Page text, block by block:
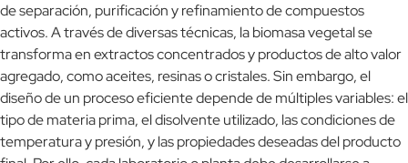
de separación, purificación y refinamiento de compuestos
activos. A través de diversas técnicas, la biomasa vegetal se
transforma en extractos concentrados y productos de alto valor
agregado, como aceites, resinas o cristales. Sin embargo, el
diseño de un proceso eficiente depende de múltiples variables: el
tipo de materia prima, el disolvente utilizado, las condiciones de
temperatura y presión, y las propiedades deseadas del producto